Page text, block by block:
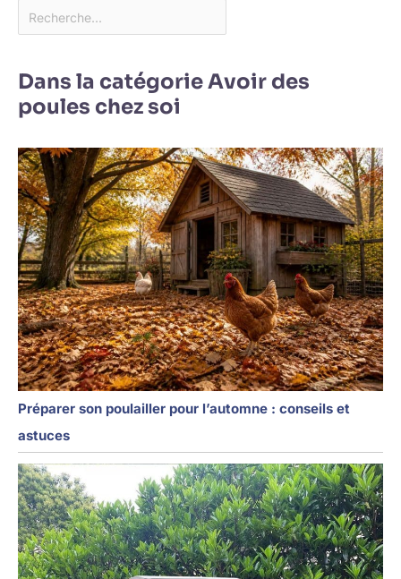
Dans la catégorie Avoir des
poules chez soi
Préparer son poulailler pour l’automne : conseils et
astuces